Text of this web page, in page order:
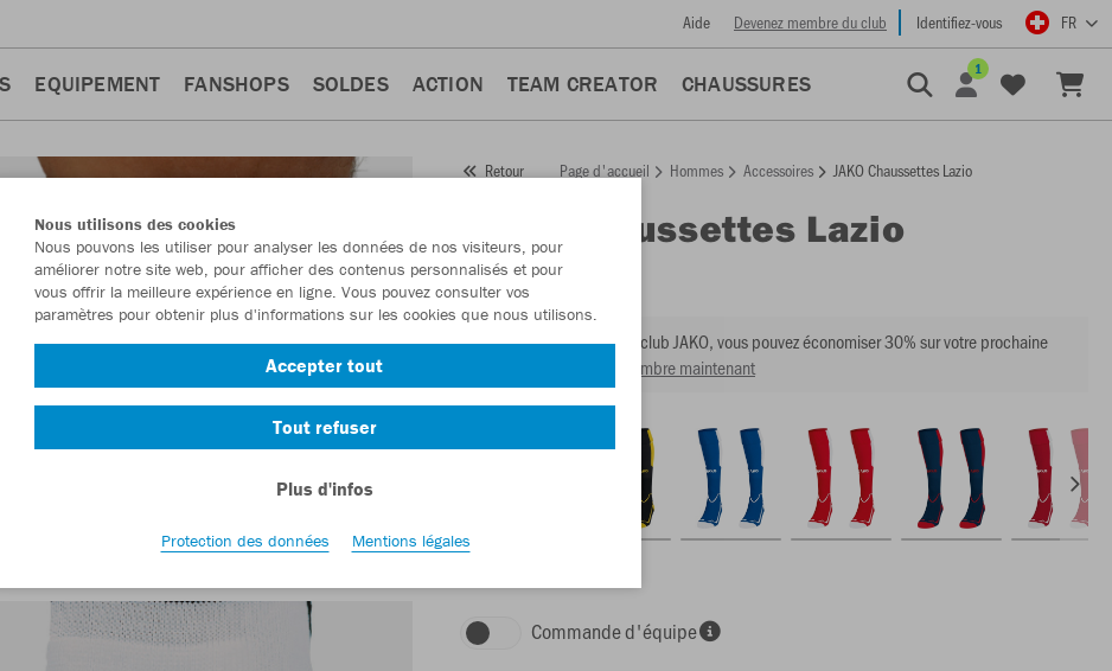
Aide Devenez membre du club Identifiez-vous FR
EQUIPEMENT FANSHOPS SOLDES ACTION TEAM CREATOR CHAUSSURES
1
Retour Page d'accueil Hommes Accessoires JAKO Chaussettes Lazio
Chaussettes Lazio
Numéro d’article:
En tant que membre du club JAKO, vous pouvez économiser 30% sur votre prochaine
Devenir membre maintenant
Commande d'équipe
Nous utilisons des cookies
Nous pouvons les utiliser pour analyser les données de nos visiteurs, pour
améliorer notre site web, pour afficher des contenus personnalisés et pour
vous offrir la meilleure expérience en ligne. Vous pouvez consulter vos
paramètres pour obtenir plus d'informations sur les cookies que nous utilisons.
Accepter tout
Tout refuser
Plus d'infos
Protection des données Mentions légales